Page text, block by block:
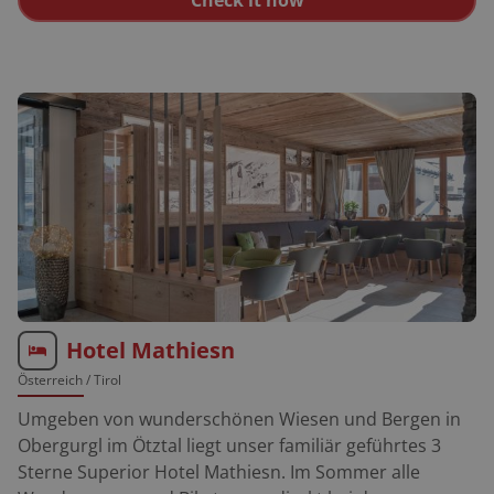
drauf legt. Angefangen bei einer Garage, über
eingerichtete Zimmer, und wir servieren Euch,
Hausmannskost - frisch und mit heimischen
Produkten. Wir freuen uns auf Euch. GPS: N 48°41´05” -
E 13°55´24”
Hotel Mathiesn
Österreich/ Tirol
Umgeben von wunderschönen Wiesen und Bergen in
Obergurgl im Ötztal liegt unser familiär geführtes 3
Sterne Superior Hotel Mathiesn. Im Sommer alle